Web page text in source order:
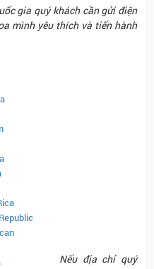
gia quý khách cần gửi điện
mình yêu thích và tiến hành
Nếu địa chỉ quý